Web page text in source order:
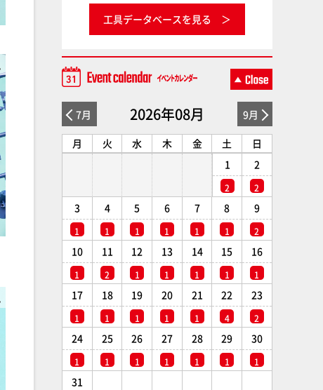
工具データベースを見る
7月 2026年08月 9月
月 火 水 木 金 土
日
1
2
2
2
3
1
4
1
5
1
6
1
7
1
8
1
9
2
10
1
11
2
12
1
13
1
14
1
15
1
16
1
17
1
18
1
19
1
20
1
21
1
22
4
23
2
24
1
25
1
26
1
27
1
28
1
29
1
30
1
31